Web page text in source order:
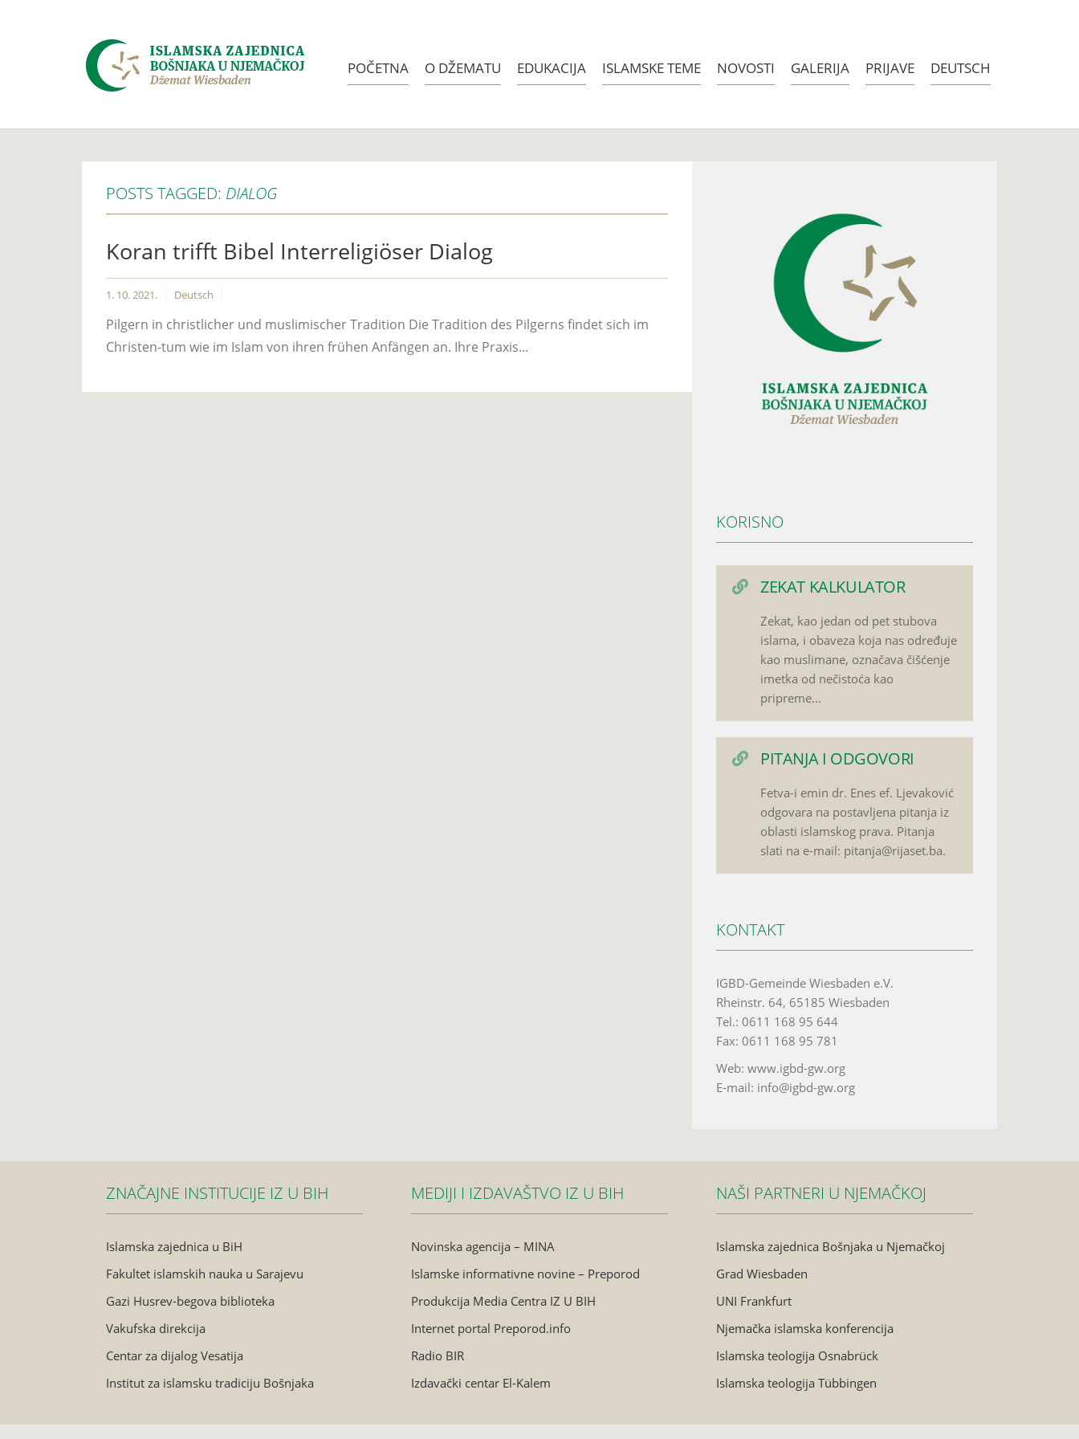
POČETNA O DŽEMATU EDUKACIJA ISLAMSKE TEME NOVOSTI GALERIJA PRIJAVE DEUTSCH
POSTS TAGGED: DIALOG
Koran trifft Bibel Interreligiöser Dialog
1. 10. 2021. Deutsch
Pilgern in christlicher und muslimischer Tradition Die Tradition des Pilgerns findet sich im
Christen-tum wie im Islam von ihren frühen Anfängen an. Ihre Praxis...
KORISNO
ZEKAT KALKULATOR
Zekat, kao jedan od pet stubova
islama, i obaveza koja nas određuje
kao muslimane, označava čišćenje
imetka od nečistoća kao
pripreme...
PITANJA I ODGOVORI
Fetva-i emin dr. Enes ef. Ljevaković
odgovara na postavljena pitanja iz
oblasti islamskog prava. Pitanja
slati na e-mail: pitanja@rijaset.ba.
KONTAKT
IGBD-Gemeinde Wiesbaden e.V.
Rheinstr. 64, 65185 Wiesbaden
Tel.: 0611 168 95 644
Fax: 0611 168 95 781
Web: www.igbd-gw.org
E-mail: info@igbd-gw.org
ZNAČAJNE INSTITUCIJE IZ U BIH
Islamska zajednica u BiH
Fakultet islamskih nauka u Sarajevu
Gazi Husrev-begova biblioteka
Vakufska direkcija
Centar za dijalog Vesatija
Institut za islamsku tradiciju Bošnjaka
MEDIJI I IZDAVAŠTVO IZ U BIH
Novinska agencija – MINA
Islamske informativne novine – Preporod
Produkcija Media Centra IZ U BIH
Internet portal Preporod.info
Radio BIR
Izdavački centar El-Kalem
NAŠI PARTNERI U NJEMAČKOJ
Islamska zajednica Bošnjaka u Njemačkoj
Grad Wiesbaden
UNI Frankfurt
Njemačka islamska konferencija
Islamska teologija Osnabrück
Islamska teologija Tübbingen